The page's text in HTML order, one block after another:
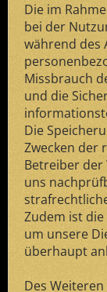
Die im
bei der
während des
Missbrauch
und die
Die
Zwecken der
Betreiber der
uns
Zudem ist
um unsere
überhaupt
Des